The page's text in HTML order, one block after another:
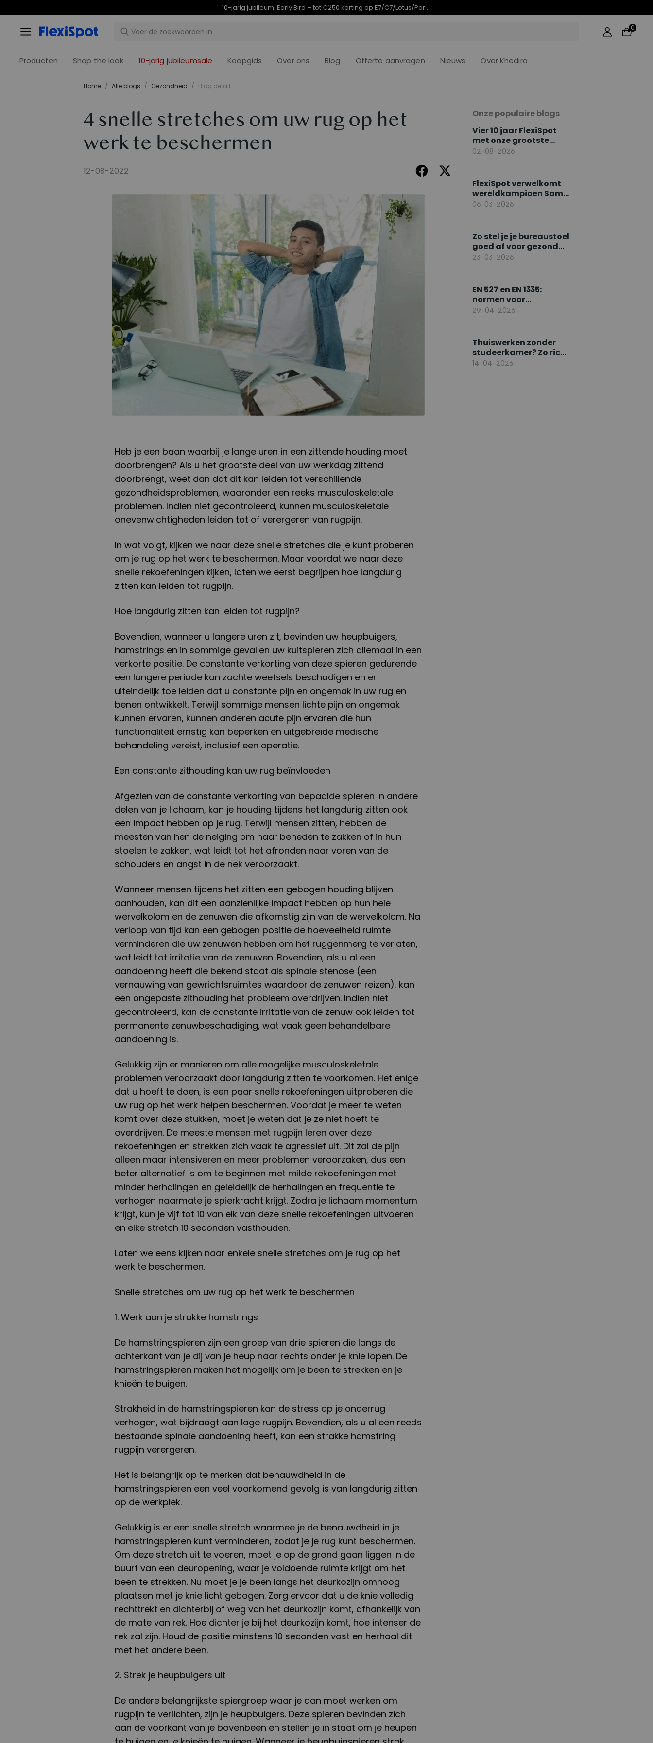
10-jarig jubileumaanbod | E7 Plus vanaf €399,99 Eindigt in 09d 08 : 33
0
Producten Shop the look 10-jarig jubileumsale Koopgids Over ons Blog Offerte aanvragen Nieuws Over Khedira
Home / Alle blogs / Gezondheid / Blog detail
4 snelle stretches om uw rug op het
werk te beschermen
12-08-2022
Heb je een baan waarbij je lange uren in een zittende houding moet
doorbrengen? Als u het grootste deel van uw werkdag zittend
doorbrengt, weet dan dat dit kan leiden tot verschillende
gezondheidsproblemen, waaronder een reeks musculoskeletale
problemen. Indien niet gecontroleerd, kunnen musculoskeletale
onevenwichtigheden leiden tot of verergeren van rugpijn.
In wat volgt, kijken we naar deze snelle stretches die je kunt proberen
om je rug op het werk te beschermen. Maar voordat we naar deze
snelle rekoefeningen kijken, laten we eerst begrijpen hoe langdurig
zitten kan leiden tot rugpijn.
Hoe langdurig zitten kan leiden tot rugpijn?
Bovendien, wanneer u langere uren zit, bevinden uw heupbuigers,
hamstrings en in sommige gevallen uw kuitspieren zich allemaal in een
verkorte positie. De constante verkorting van deze spieren gedurende
een langere periode kan zachte weefsels beschadigen en er
uiteindelijk toe leiden dat u constante pijn en ongemak in uw rug en
benen ontwikkelt. Terwijl sommige mensen lichte pijn en ongemak
kunnen ervaren, kunnen anderen acute pijn ervaren die hun
functionaliteit ernstig kan beperken en uitgebreide medische
behandeling vereist, inclusief een operatie.
Een constante zithouding kan uw rug beïnvloeden
Afgezien van de constante verkorting van bepaalde spieren in andere
delen van je lichaam, kan je houding tijdens het langdurig zitten ook
een impact hebben op je rug. Terwijl mensen zitten, hebben de
meesten van hen de neiging om naar beneden te zakken of in hun
stoelen te zakken, wat leidt tot het afronden naar voren van de
schouders en angst in de nek veroorzaakt.
Wanneer mensen tijdens het zitten een gebogen houding blijven
aanhouden, kan dit een aanzienlijke impact hebben op hun hele
wervelkolom en de zenuwen die afkomstig zijn van de wervelkolom. Na
verloop van tijd kan een gebogen positie de hoeveelheid ruimte
verminderen die uw zenuwen hebben om het ruggenmerg te verlaten,
wat leidt tot irritatie van de zenuwen. Bovendien, als u al een
aandoening heeft die bekend staat als spinale stenose (een
vernauwing van gewrichtsruimtes waardoor de zenuwen reizen), kan
een ongepaste zithouding het probleem overdrijven. Indien niet
gecontroleerd, kan de constante irritatie van de zenuw ook leiden tot
permanente zenuwbeschadiging, wat vaak geen behandelbare
aandoening is.
Gelukkig zijn er manieren om alle mogelijke musculoskeletale
problemen veroorzaakt door langdurig zitten te voorkomen. Het enige
dat u hoeft te doen, is een paar snelle rekoefeningen uitproberen die
uw rug op het werk helpen beschermen. Voordat je meer te weten
komt over deze stukken, moet je weten dat je ze niet hoeft te
overdrijven. De meeste mensen met rugpijn leren over deze
rekoefeningen en strekken zich vaak te agressief uit. Dit zal de pijn
alleen maar intensiveren en meer problemen veroorzaken, dus een
beter alternatief is om te beginnen met milde rekoefeningen met
minder herhalingen en geleidelijk de herhalingen en frequentie te
verhogen naarmate je spierkracht krijgt. Zodra je lichaam momentum
krijgt, kun je vijf tot 10 van elk van deze snelle rekoefeningen uitvoeren
en elke stretch 10 seconden vasthouden.
Laten we eens kijken naar enkele snelle stretches om je rug op het
werk te beschermen.
Snelle stretches om uw rug op het werk te beschermen
1. Werk aan je strakke hamstrings
De hamstringspieren zijn een groep van drie spieren die langs de
achterkant van je dij van je heup naar rechts onder je knie lopen. De
hamstringspieren maken het mogelijk om je been te strekken en je
knieën te buigen.
Strakheid in de hamstringspieren kan de stress op je onderrug
verhogen, wat bijdraagt aan lage rugpijn. Bovendien, als u al een reeds
bestaande spinale aandoening heeft, kan een strakke hamstring
rugpijn verergeren.
Het is belangrijk op te merken dat benauwdheid in de
hamstringspieren een veel voorkomend gevolg is van langdurig zitten
op de werkplek.
Gelukkig is er een snelle stretch waarmee je de benauwdheid in je
hamstringspieren kunt verminderen, zodat je je rug kunt beschermen.
Om deze stretch uit te voeren, moet je op de grond gaan liggen in de
buurt van een deuropening, waar je voldoende ruimte krijgt om het
been te strekken. Nu moet je je been langs het deurkozijn omhoog
plaatsen met je knie licht gebogen. Zorg ervoor dat u de knie volledig
rechttrekt en dichterbij of weg van het deurkozijn komt, afhankelijk van
de mate van rek. Hoe dichter je bij het deurkozijn komt, hoe intenser de
rek zal zijn. Houd de positie minstens 10 seconden vast en herhaal dit
met het andere been.
2. Strek je heupbuigers uit
De andere belangrijkste spiergroep waar je aan moet werken om
rugpijn te verlichten, zijn je heupbuigers. Deze spieren bevinden zich
aan de voorkant van je bovenbeen en stellen je in staat om je heupen
Onze populaire blogs
Vier 10 jaar FlexiSpot
met onze grootste
jubileumacties
02-08-2026
FlexiSpot verwelkomt
wereldkampioen Sami
Khedira als Europese
06-03-2026
Zo stel je je bureaustoel
goed af voor gezond
zitten
23-03-2026
EN 527 en EN 1335:
normen voor
ergonomisch werken
29-04-2026
Thuiswerken zonder
studeerkamer? Zo richt
je slim in
14-04-2026